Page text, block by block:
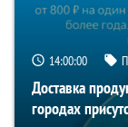
13:59:59
Доставка
городах